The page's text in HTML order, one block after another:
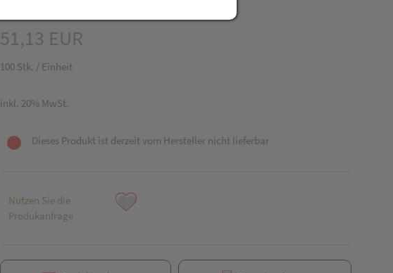
51,13 EUR
100 Stk. / Einheit
inkl. 20% MwSt.
Dieses Produkt ist derzeit vom Hersteller nicht lieferbar
Nutzen Sie die
Produkanfrage